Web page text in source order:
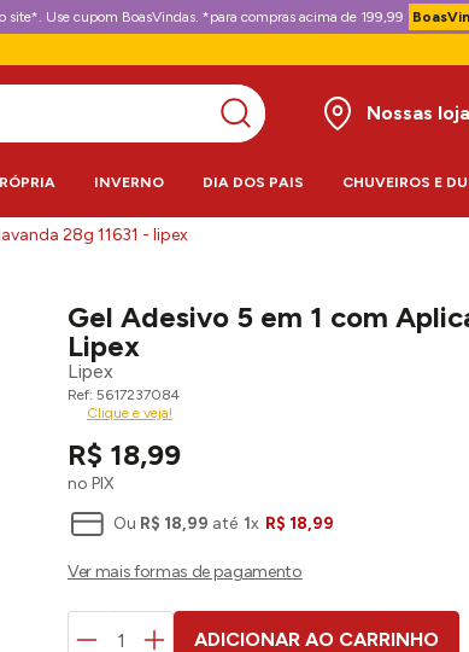
site*. Use cupom BoasVindas. *para compras acima de 199,99
Nossas
INVERNO DIA DOS PAIS CHUVEIROS E
28g 11631 - lipex
Gel Adesivo 5 em 1 com
Lipex
Lipex
5617237084
Clique e veja!
R$ 18,99
no PIX
Ou R$ 18,99 até 1x R$ 18,99
ADICIONAR AO CARRINHO